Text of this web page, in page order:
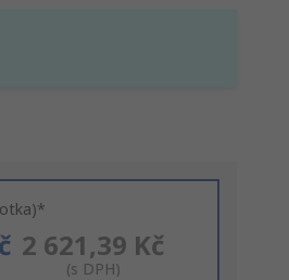
2 621,39 Kč
(s DPH)